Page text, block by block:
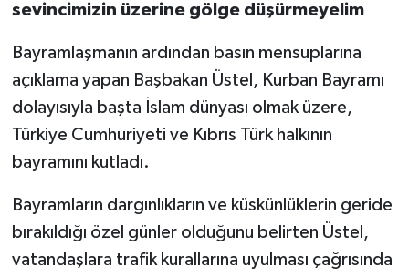
sevincimizin üzerine gölge düşürmeyelim
Bayramlaşmanın ardından basın mensuplarına
açıklama yapan Başbakan Üstel, Kurban Bayramı
dolayısıyla başta İslam dünyası olmak üzere,
Türkiye Cumhuriyeti ve Kıbrıs Türk halkının
bayramını kutladı.
Bayramların dargınlıkların ve küskünlüklerin geride
bırakıldığı özel günler olduğunu belirten Üstel,
vatandaşlara trafik kurallarına uyulması çağrısında